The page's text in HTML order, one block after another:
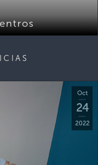
Oct
24
2022